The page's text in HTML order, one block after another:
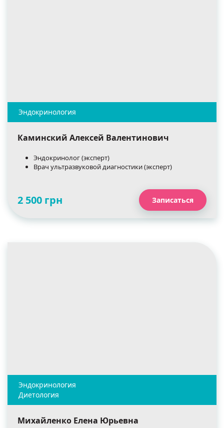
Каминский Алексей Валентинович
Эндокринолог (эксперт)
Врач ультразвуковой диагностики (эксперт)
2 500 грн Записаться
Михайленко Елена Юрьевна